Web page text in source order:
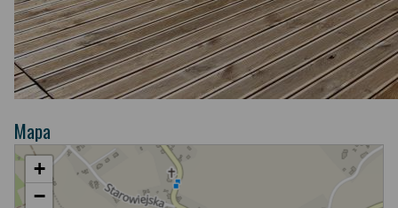
Mapa
+
−